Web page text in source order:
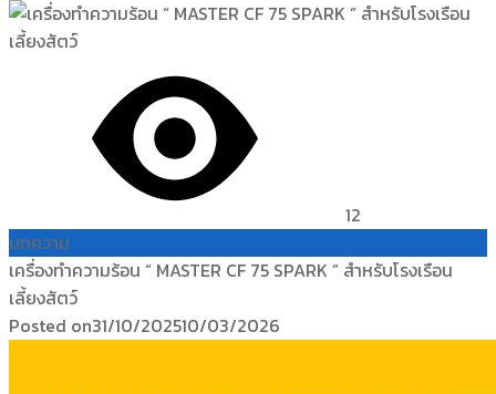
12
บทความ
เครื่องทำความร้อน “ MASTER CF 75 SPARK ” สำหรับโรงเรือน
เลี้ยงสัตว์
Posted on31/10/202510/03/2026